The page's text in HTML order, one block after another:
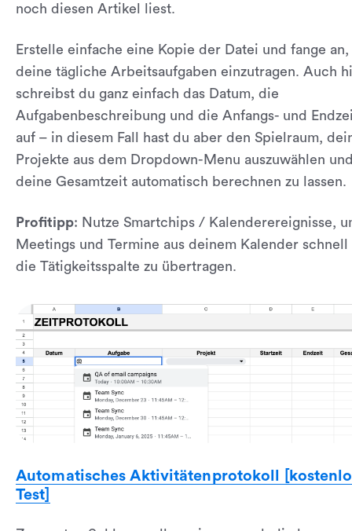
noch diesen Artikel liest.
Erstelle einfache eine Kopie der Datei und fange an,
deine tägliche Arbeitsaufgaben einzutragen. Auch
schreibst du ganz einfach das Datum, die
Aufgabenbeschreibung und die Anfangs- und
auf – in diesem Fall hast du aber den Spielraum,
Projekte aus dem Dropdown-Menu auszuwählen
deine Gesamtzeit automatisch berechnen zu lassen.
Profitipp: Nutze Smartchips / Kalenderereignisse,
Meetings und Termine aus deinem Kalender schnell
die Tätigkeitsspalte zu übertragen.
Automatisches Aktivitätenprotokoll
Test]